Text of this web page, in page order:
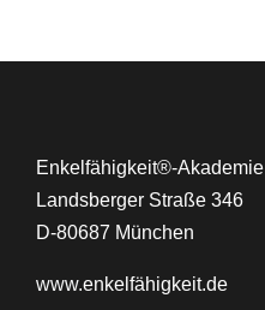
Enkelfähigkeit®-Akademie
Landsberger Straße 346
D-80687 München
www.enkelfähigkeit.de